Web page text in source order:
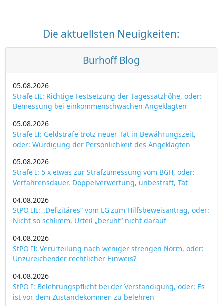
Die aktuellsten Neuigkeiten:
Burhoff Blog
05.08.2026
Strafe III: Richtige Festsetzung der Tagessatzhöhe, oder:
Bemessung bei einkommenschwachen Angeklagten
05.08.2026
Strafe II: Geldstrafe trotz neuer Tat in Bewährungszeit,
oder: Würdigung der Persönlichkeit des Angeklagten
05.08.2026
Strafe I: 5 x etwas zur Strafzumessung vom BGH, oder:
Verfahrensdauer, Doppelverwertung, unbestraft, Tat
04.08.2026
StPO III: „Defizitäres“ vom LG zum Hilfsbeweisantrag, oder:
Nicht so schlimm, Urteil „beruht“ nicht darauf
04.08.2026
StPO II: Verurteilung nach weniger strengen Norm, oder:
Unzureichender rechtlicher Hinweis?
04.08.2026
StPO I: Belehrungspflicht bei der Verständigung, oder: Es
ist vor dem Zustandekommen zu belehren